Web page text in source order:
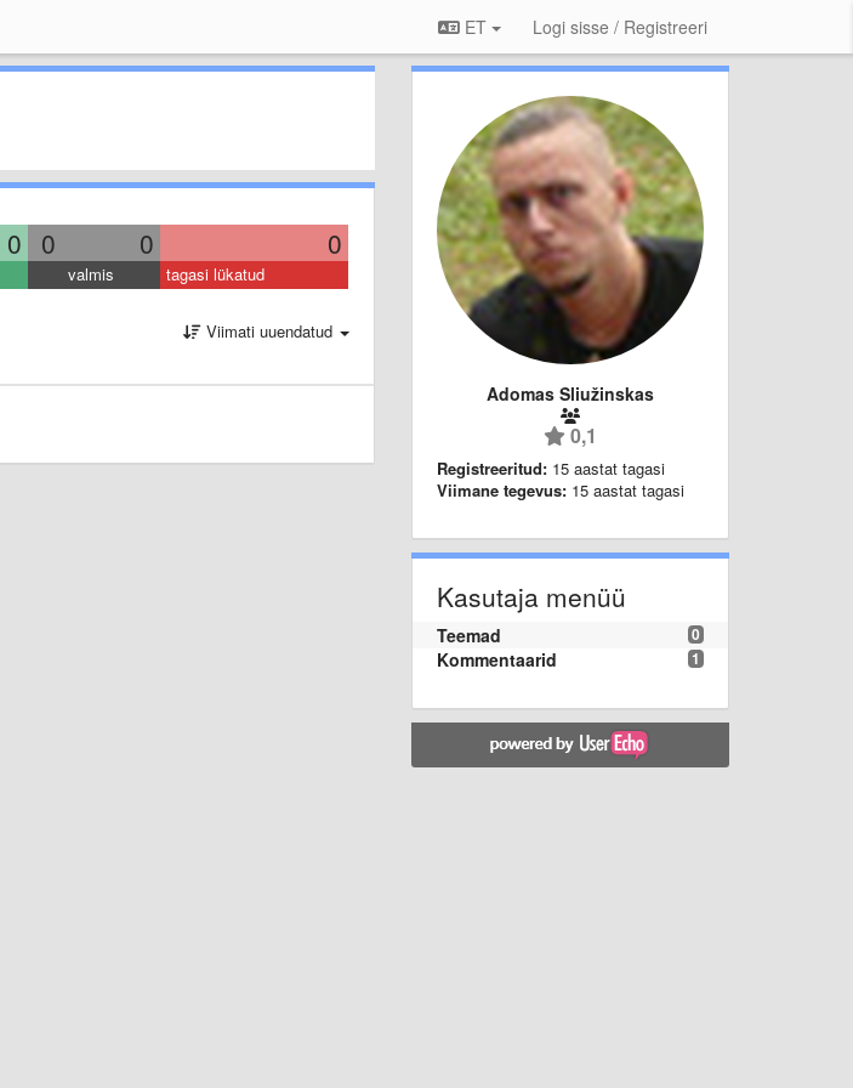
ET Logi sisse / Registreeri
0 0 0 0
valmis tagasi lükatud
Viimati uuendatud
Adomas Sliužinskas
0,1
Registreeritud: 15 aastat tagasi
Viimane tegevus: 15 aastat tagasi
Kasutaja menüü
0
Teemad
1
Kommentaarid